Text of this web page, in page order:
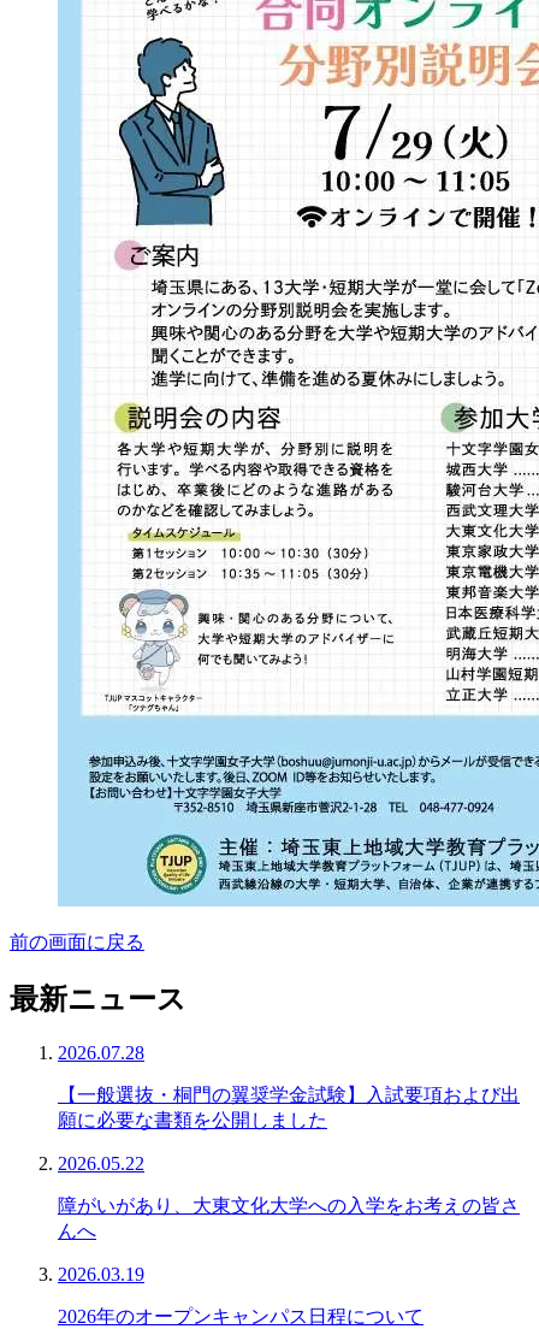
前の画面に戻る
最新ニュース
2026.07.28
【一般選抜・桐門の翼奨学金試験】入試要項および出
願に必要な書類を公開しました
2026.05.22
障がいがあり、大東文化大学への入学をお考えの皆さ
んへ
2026.03.19
2026年のオープンキャンパス日程について